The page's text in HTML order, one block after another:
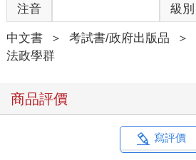
注音 級別
中文書 ＞ 考試書/政府出版品 ＞
法政學群
商品評價
寫評價